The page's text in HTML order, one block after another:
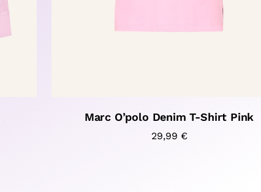
Marc O’polo Denim T-Shirt Pink
29,99 €